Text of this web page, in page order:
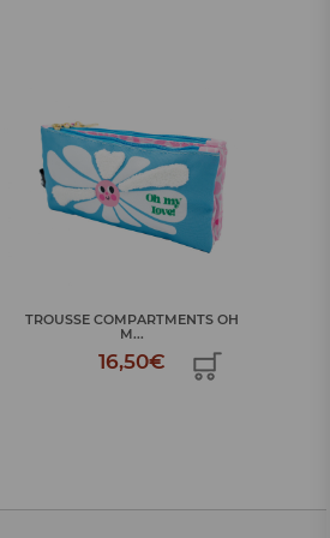
TROUSSE COMPARTMENTS OH
M...
16,50€